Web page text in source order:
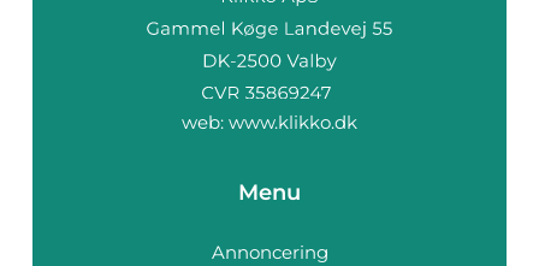
web: www.klikko.dk
Menu
Annoncering